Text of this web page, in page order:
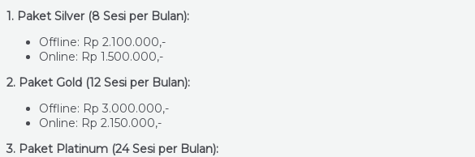
1. Paket Silver (8 Sesi per Bulan):
Offline: Rp 2.100.000,-
Online: Rp 1.500.000,-
2. Paket Gold (12 Sesi per Bulan):
Offline: Rp 3.000.000,-
Online: Rp 2.150.000,-
3. Paket Platinum (24 Sesi per Bulan):